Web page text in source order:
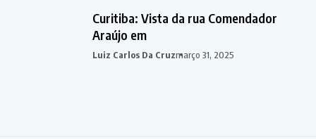
Curitiba: Vista da rua Comendador
Araújo em
Luiz Carlos Da Cruzmarço 31, 2025